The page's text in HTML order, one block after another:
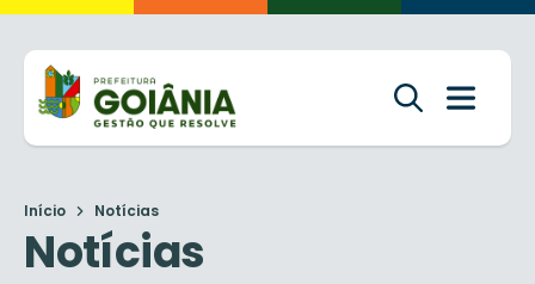
Início Notícias
Notícias